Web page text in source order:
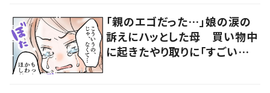
「親のエゴだった…」娘の涙の
訴えにハッとした母 買い物中
に起きたやり取りに「すごい分